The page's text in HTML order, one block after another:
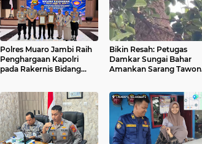
Polres Muaro Jambi Raih
Penghargaan Kapolri
pada Rakernis Bidang
Bikin Resah: Petugas
Damkar Sungai Bahar
Amankan Sarang Tawon